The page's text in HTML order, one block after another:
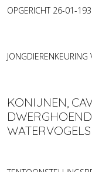
OPGERICHT 26-01-
JONGDIERENKEURING
KONIJNEN,
WATERVOGELS